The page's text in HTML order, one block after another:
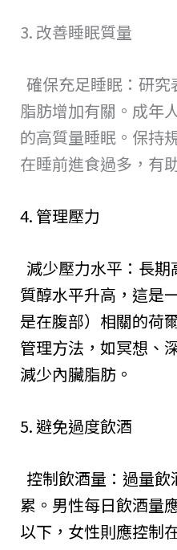
3. 改善睡眠質量
確保充足睡眠：研
脂肪增加有關。成年
的高質量睡眠。保持
在睡前進食過多，有
4. 管理壓力
減少壓力水平：長
質醇水平升高，這是
是在腹部）相關的荷
管理方法，如冥想、
減少內臟脂肪。
5. 避免過度飲酒
控制飲酒量：過量
累。男性每日飲酒量
以下，女性則應控制